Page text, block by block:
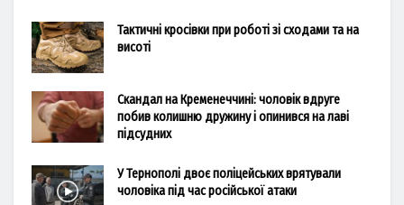
Тактичні кросівки при роботі зі сходами та на
висоті
Скандал на Кременеччині: чоловік вдруге
побив колишню дружину і опинився на лаві
підсудних
У Тернополі двоє поліцейських врятували
чоловіка під час російської атаки